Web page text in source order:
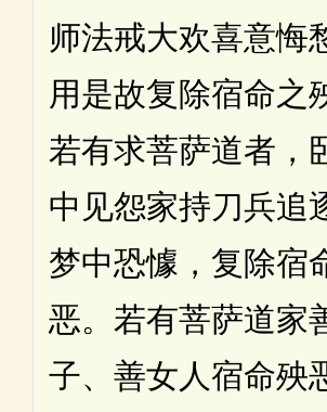
师法戒大欢喜意悔
用是故复除宿命之
若有求菩萨道者，
中见怨家持刀兵追
梦中恐懅，复除宿
恶。若有菩萨道家
子、善女人宿命殃